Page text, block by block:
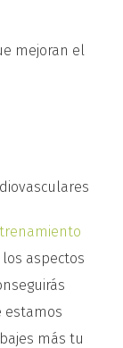
mejoran el
aspectos
estamos
más tu